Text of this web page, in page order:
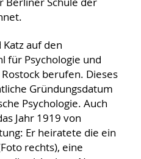
auf den
für Psychologie und
berufen. Dieses
Gründungsdatum
Psychologie. Auch
Jahr 1919 von
Er heiratete die ein
rechts), eine